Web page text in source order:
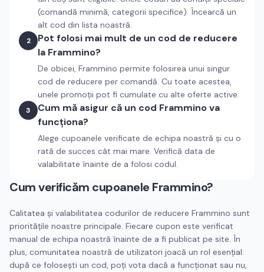
(comandă minimă, categorii specifice). Încearcă un
alt cod din lista noastră.
2
Pot folosi mai mult de un cod de reducere
la Frammino?
De obicei, Frammino permite folosirea unui singur
cod de reducere per comandă. Cu toate acestea,
unele promoții pot fi cumulate cu alte oferte active.
3
Cum mă asigur că un cod Frammino va
funcționa?
Alege cupoanele verificate de echipa noastră și cu o
rată de succes cât mai mare. Verifică data de
valabilitate înainte de a folosi codul.
Cum verificăm cupoanele Frammino?
Calitatea și valabilitatea codurilor de reducere Frammino sunt
prioritățile noastre principale. Fiecare cupon este verificat
manual de echipa noastră înainte de a fi publicat pe site. În
plus, comunitatea noastră de utilizatori joacă un rol esențial:
după ce folosești un cod, poți vota dacă a funcționat sau nu,